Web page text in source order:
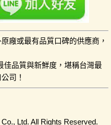
廠或最有品質口碑的供應商，
佳品質與新鮮度，堪稱台灣最
司！
Ltd. All Rights Reserved.